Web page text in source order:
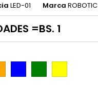
LED-01 Marca ROBOTIC
=BS. 1